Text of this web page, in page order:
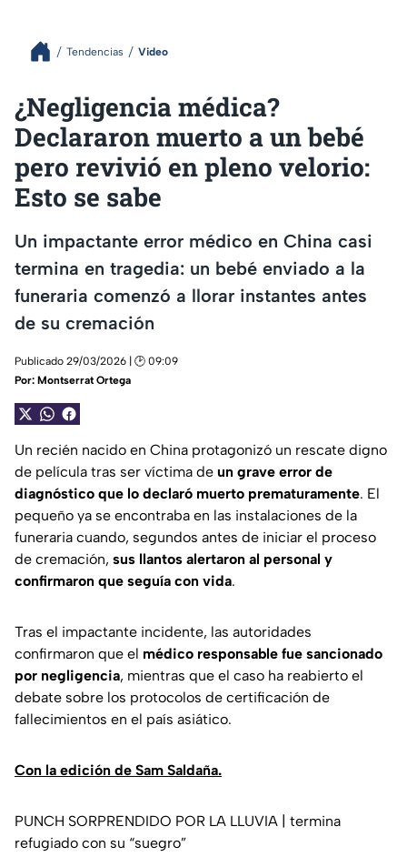
Tendencias Video
¿Negligencia médica?
Declararon muerto a un bebé
pero revivió en pleno velorio:
Esto se sabe
Un impactante error médico en China casi
termina en tragedia: un bebé enviado a la
funeraria comenzó a llorar instantes antes
de su cremación
Publicado 29/03/2026 | 🕑 09:09
Por: Montserrat Ortega
Un recién nacido en China protagonizó un rescate digno
de película tras ser víctima de un grave error de
diagnóstico que lo declaró muerto prematuramente. El
pequeño ya se encontraba en las instalaciones de la
funeraria cuando, segundos antes de iniciar el proceso
de cremación, sus llantos alertaron al personal y
confirmaron que seguía con vida.
Tras el impactante incidente, las autoridades
confirmaron que el médico responsable fue sancionado
por negligencia, mientras que el caso ha reabierto el
debate sobre los protocolos de certificación de
fallecimientos en el país asiático.
Con la edición de Sam Saldaña.
PUNCH SORPRENDIDO POR LA LLUVIA | termina
refugiado con su “suegro”